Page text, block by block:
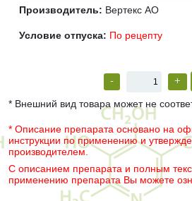
Производитель: Вертекс АО
Условие отпуска: По рецепту
- +
* Внешний вид товара может не
* Описание препарата основано на
инструкции по применению и
производителем.
С описанием препарата и полным
применению препарата Вы можете